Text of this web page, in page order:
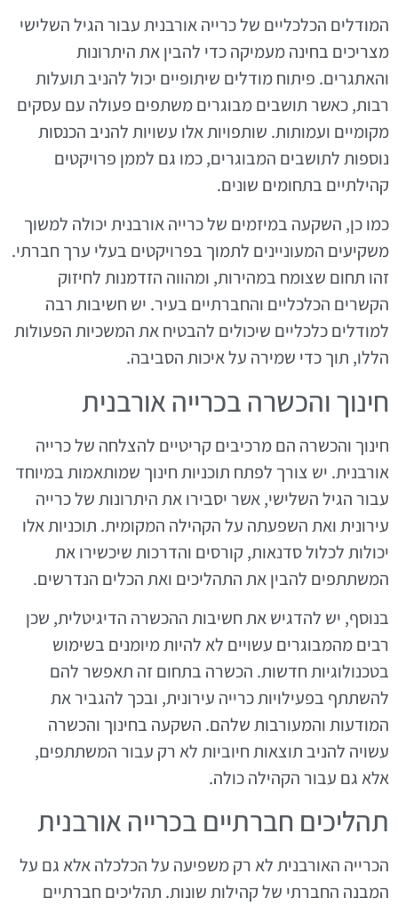
המודלים הכלכליים של כרייה אורבנית עבור הגיל השלישי
מצריכים בחינה מעמיקה כדי להבין את היתרונות
והאתגרים. פיתוח מודלים שיתופיים יכול להניב תועלות
רבות, כאשר תושבים מבוגרים משתפים פעולה עם עסקים
מקומיים ועמותות. שותפויות אלו עשויות להניב הכנסות
נוספות לתושבים המבוגרים, כמו גם לממן פרויקטים
קהילתיים בתחומים שונים.
כמו כן, השקעה במיזמים של כרייה אורבנית יכולה למשוך
משקיעים המעוניינים לתמוך בפרויקטים בעלי ערך חברתי.
זהו תחום שצומח במהירות, ומהווה הזדמנות לחיזוק
הקשרים הכלכליים והחברתיים בעיר. יש חשיבות רבה
למודלים כלכליים שיכולים להבטיח את המשכיות הפעולות
הללו, תוך כדי שמירה על איכות הסביבה.
חינוך והכשרה בכרייה אורבנית
חינוך והכשרה הם מרכיבים קריטיים להצלחה של כרייה
אורבנית. יש צורך לפתח תוכניות חינוך שמותאמות במיוחד
עבור הגיל השלישי, אשר יסבירו את היתרונות של כרייה
עירונית ואת השפעתה על הקהילה המקומית. תוכניות אלו
יכולות לכלול סדנאות, קורסים והדרכות שיכשירו את
המשתתפים להבין את התהליכים ואת הכלים הנדרשים.
בנוסף, יש להדגיש את חשיבות ההכשרה הדיגיטלית, שכן
רבים מהמבוגרים עשויים לא להיות מיומנים בשימוש
בטכנולוגיות חדשות. הכשרה בתחום זה תאפשר להם
להשתתף בפעילויות כרייה עירונית, ובכך להגביר את
המודעות והמעורבות שלהם. השקעה בחינוך והכשרה
עשויה להניב תוצאות חיוביות לא רק עבור המשתתפים,
אלא גם עבור הקהילה כולה.
תהליכים חברתיים בכרייה אורבנית
הכרייה האורבנית לא רק משפיעה על הכלכלה אלא גם על
המבנה החברתי של קהילות שונות. תהליכים חברתיים